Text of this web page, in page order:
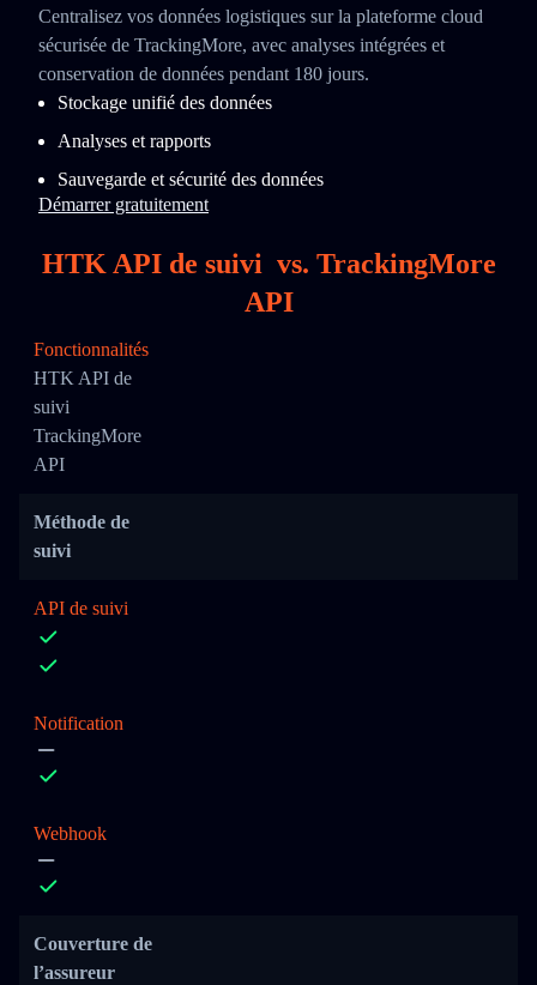
Centralisez vos données logistiques sur la plateforme cloud
sécurisée de TrackingMore, avec analyses intégrées et
conservation de données pendant 180 jours.
Stockage unifié des données
Analyses et rapports
Sauvegarde et sécurité des données
Démarrer gratuitement
HTK API de suivi vs. TrackingMore
API
Fonctionnalités
HTK API de
suivi
TrackingMore
API
Méthode de
suivi
API de suivi
Notification
Webhook
Couverture de
l’assureur